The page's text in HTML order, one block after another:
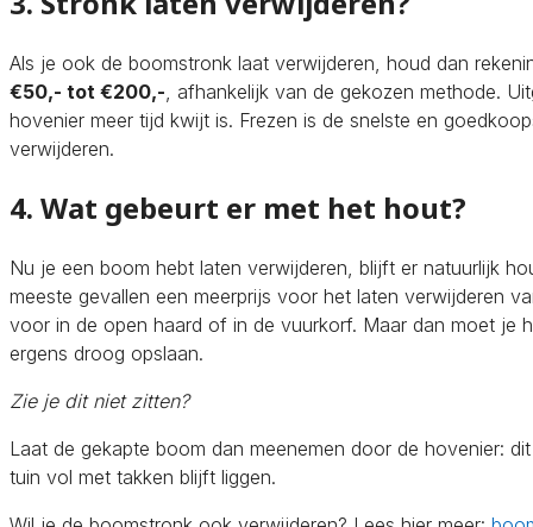
Als je ook de boomstronk laat verwijderen, houd dan
€50,- tot €200,- , afhankelijk van de gekozen methode.
hovenier meer tijd kwijt is. Frezen is de snelste en
verwijderen.
4. Wat gebeurt er met het hout?
Nu je een boom hebt laten verwijderen, blijft er natuurlijk
meeste gevallen een meerprijs voor het laten verwijderen
voor in de open haard of in de vuurkorf. Maar dan moet je
ergens droog opslaan.
Zie je dit niet zitten?
Laat de gekapte boom dan meenemen door de hovenier:
tuin vol met takken blijft liggen.